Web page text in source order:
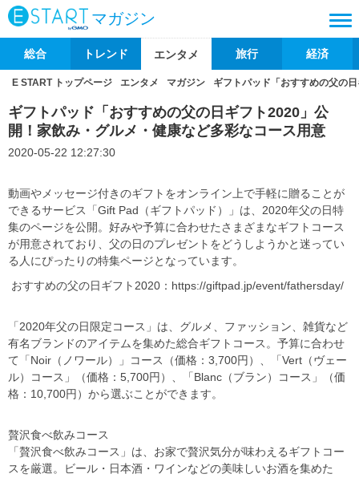
マガジン
総合 トレンド エンタメ 旅行 経済
E START トップページ エンタメ マガジン ギフトパッド「おすすめの父の
ギフトパッド「おすすめの父の日ギフト2020」公
開！家飲み・グルメ・健康など多彩なコース用意
2020-05-22 12:27:30
動画やメッセージ付きのギフトをオンライン上で手軽に贈ることが
できるサービス「Gift Pad（ギフトパッド）」は、2020年父の日特
集のページを公開。好みや予算に合わせたさまざまなギフトコース
が用意されており、父の日のプレゼントをどうしようかと迷ってい
る人にぴったりの特集ページとなっています。
おすすめの父の日ギフト2020：https://giftpad.jp/event/fathersday/
「2020年父の日限定コース」は、グルメ、ファッション、雑貨など
有名ブランドのアイテムを集めた総合ギフトコース。予算に合わせ
て「Noir（ノワール）」コース（価格：3,700円）、「Vert（ヴェー
ル）コース」（価格：5,700円）、「Blanc（ブラン）コース」（価
格：10,700円）から選ぶことができます。
贅沢食べ飲みコース
「贅沢食べ飲みコース」は、お家で贅沢気分が味わえるギフトコー
スを厳選。ビール・日本酒・ワインなどの美味しいお酒を集めた